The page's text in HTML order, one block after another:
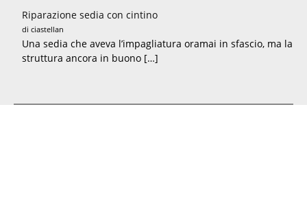
Riparazione sedia con cintino
di ciastellan
Una sedia che aveva l’impagliatura oramai in sfascio, ma la
struttura ancora in buono […]